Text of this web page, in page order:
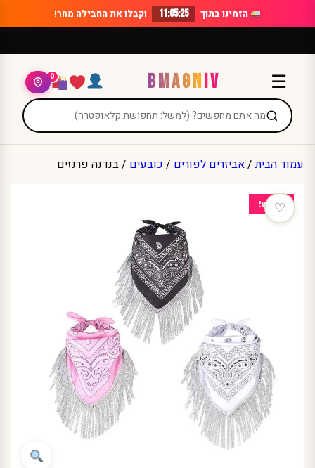
to
הזמינו בתוך 11:05:25 וקבלו את החבילה מחר!
☰
BMAGNIV
0
עמוד הבית/אביזרים לפורים / כובעים / בנדנה פרנזים
מבצע!
♡